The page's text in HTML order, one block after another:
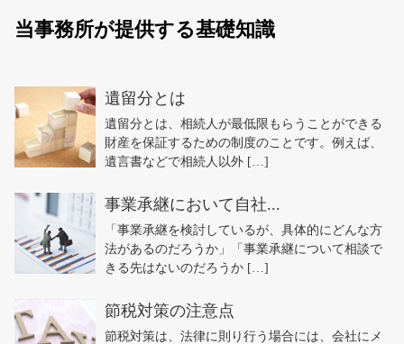
当事務所が提供する基礎知識
遺留分とは
遺留分とは、相続人が最低限もらうことができる
財産を保証するための制度のことです。例えば、
遺言書などで相続人以外 […]
事業承継において自社...
「事業承継を検討しているが、具体的にどんな方
法があるのだろうか」「事業承継について相談で
きる先はないのだろうか […]
節税対策の注意点
節税対策は、法律に則り行う場合には、会社にメ